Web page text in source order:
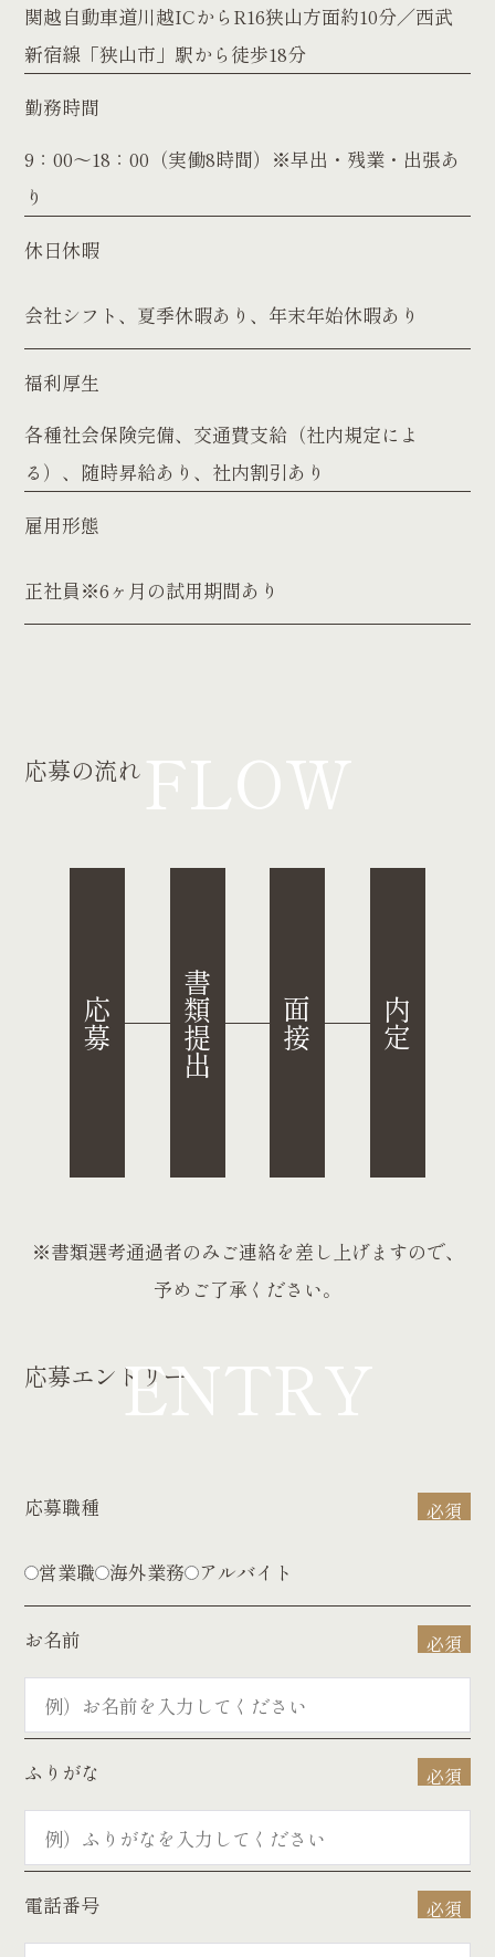
関越自動車道川越ICからR16狭山方面約10分／西武
新宿線「狭山市」駅から徒歩18分
勤務時間
9：00～18：00（実働8時間）※早出・残業・出張あ
り
休日休暇
会社シフト、夏季休暇あり、年末年始休暇あり
福利厚生
各種社会保険完備、交通費支給（社内規定によ
る）、随時昇給あり、社内割引あり
雇用形態
正社員※6ヶ月の試用期間あり
外国人との買取交渉、海外への販路拡大など
応募資格
月給250,000円～300,000円（能力・経験により決定）
新宿線「狭山市」駅から徒歩18分
り
休日休暇
会社シフト、夏季休暇あり、年末年始休暇あり
福利厚生
各種社会保険完備、交通費支給（社内規定によ
雇用形態
正社員※6ヶ月の試用期間あり
商品撮影、オークションサイトへの出品、仕分け調
応募資格
時給 1,100円以上（能力・経験により決定） ※６ヶ
新宿線「狭山市」駅から徒歩18分
9：00～18：00 ※時間は応相談（1日5時間～OK）
休日休暇
会社シフト ※応相談（週2日～OK）
福利厚生
各種社会保険（就労時間による）、交通費支給（社
内規定による）、随時昇給あり
雇用形態
アルバイト
応募の流れ FLOW
応募 書類提出 面接 内定
※書類選考通過者のみご連絡を差し上げますので、
予めご了承ください。
応募エントリーENTRY
応募職種 必須
営業職 海外業務 アルバイト
お名前 必須
ふりがな 必須
電話番号 必須